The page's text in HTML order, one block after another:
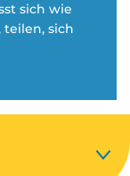
sich wie
teilen, sich